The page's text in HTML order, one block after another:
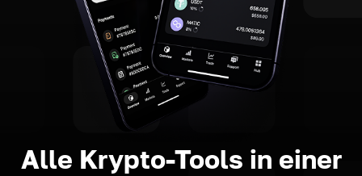
Alle Krypto-Tools in einer